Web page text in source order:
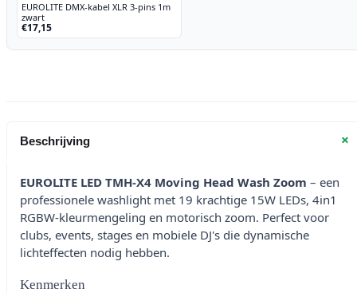
EUROLITE DMX-kabel XLR 3-pins 1m
zwart
€17,15
Beschrijving +
EUROLITE LED TMH-X4 Moving Head Wash Zoom – een
professionele washlight met 19 krachtige 15W LEDs, 4in1
RGBW-kleurmengeling en motorisch zoom. Perfect voor
clubs, events, stages en mobiele DJ's die dynamische
lichteffecten nodig hebben.
Kenmerken